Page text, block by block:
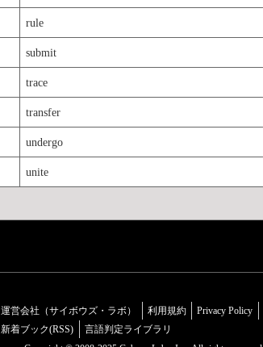
rule
submit
trace
transfer
undergo
unite
運営会社（サイボウズ・ラボ） 利用規約 Privacy Policy
新着ブック(RSS)
言語判定ライブラリ